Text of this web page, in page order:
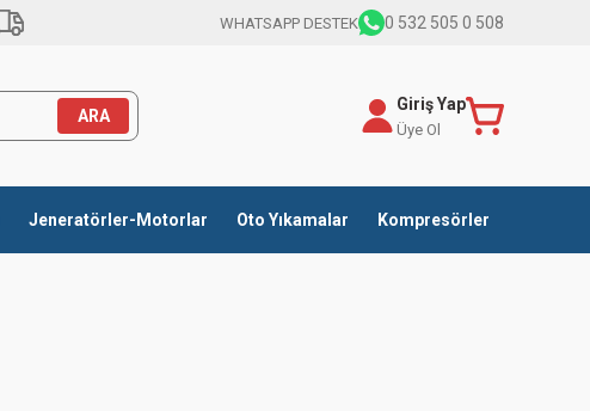
WHATSAPP DESTEK 0 532 505 0 508
ARA
Giriş Yap
Üye Ol
Jeneratörler-Motorlar Oto Yıkamalar Kompresörler